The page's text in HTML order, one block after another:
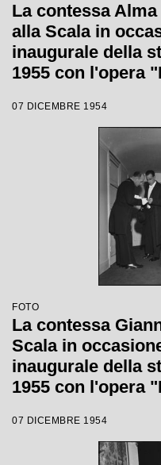
La contessa
alla Scala in
inaugurale della
1955 con l'opera
Votto, con la
07 DICEMBRE 1954
FOTO
La contessa
Scala in
inaugurale della
1955 con l'opera
Votto, con la
07 DICEMBRE 1954